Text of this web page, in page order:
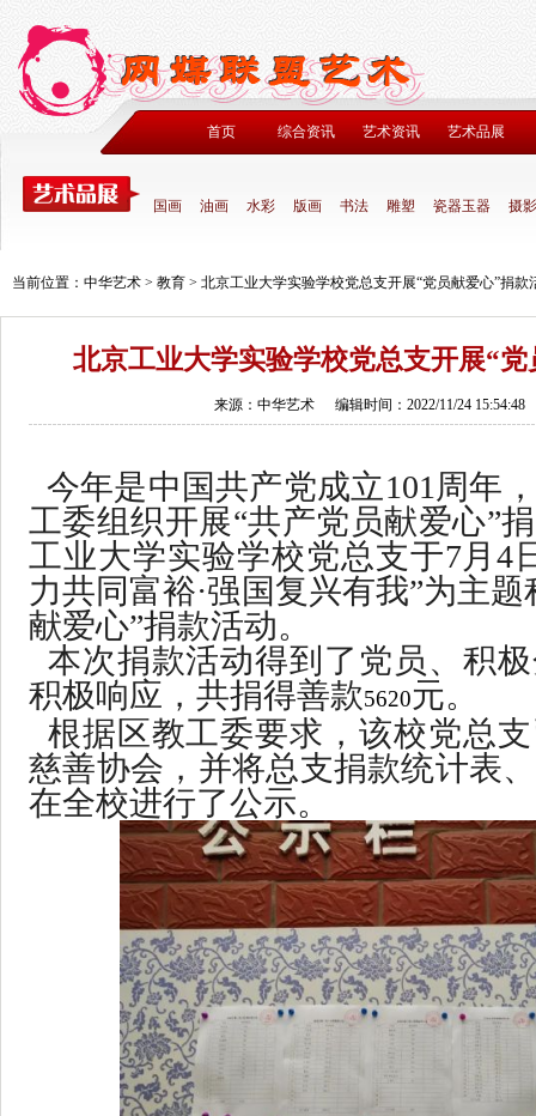
首页 综合资讯 艺术资讯 艺术品展
国画 油画 水彩 版画 书法 雕塑 瓷器玉器 摄影
当前位置： 中华艺术 > 教育 > 北京工业大学实验学校党总支开展“党员献爱心”捐款
北京工业大学实验学校党总支开展“
来源：中华艺术 编辑时间：2022/11/24 15:54:48
今年是中国共产党成立101周年
工委组织开展“共产党员献爱心”
工业大学实验学校党总支于7月4
力共同富裕·强国复兴有我”为主
献爱心”捐款活动。
本次捐款活动得到了党员、积
积极响应，共捐得善款5620元。
根据区教工委要求，该校党总
慈善协会，并将总支捐款统计表
在全校进行了公示。